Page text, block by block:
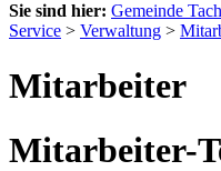
Sie sind hier: Gemeinde
Service > Verwaltung >
Mitarbeiter
Mitarbeiter-